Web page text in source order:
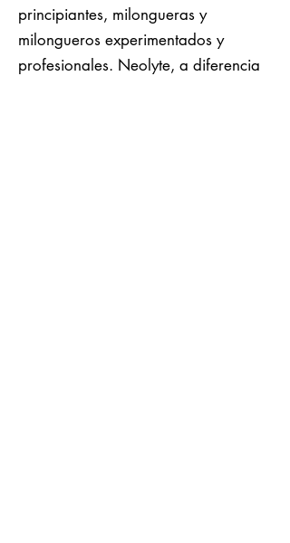
principiantes, milongueras y
milongueros experimentados y
profesionales. Neolyte, a diferencia